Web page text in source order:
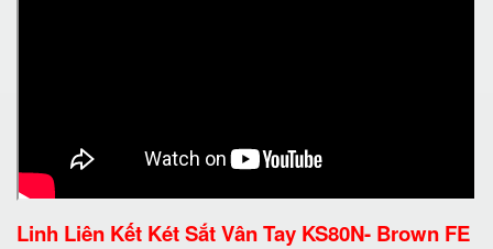
Linh Liên Kết Két Sắt Vân Tay KS80N- Brown FE